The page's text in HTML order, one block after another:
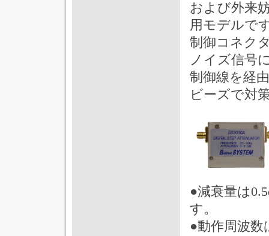
および外来
用モデルで
制御コネク
ノイズ信号
制御線を経
ビーズで対
●減衰量は
す。
●動作周波数